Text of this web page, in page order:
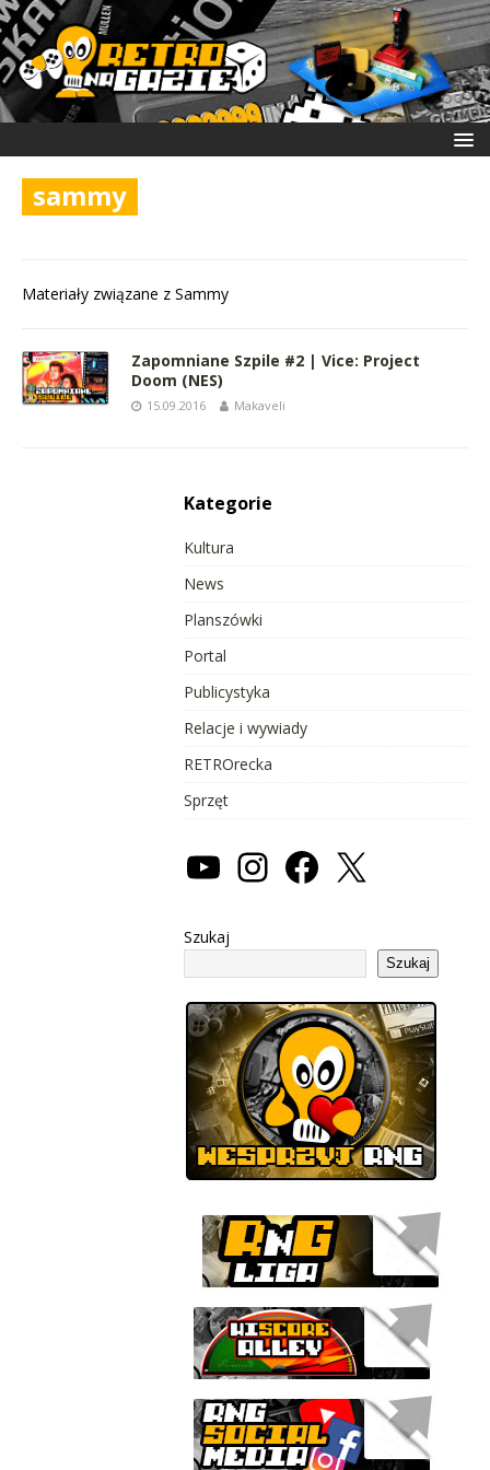
sammy
Materiały związane z Sammy
Zapomniane Szpile #2 | Vice: Project
Doom (NES)
15.09.2016 Makaveli
Kategorie
Kultura
News
Planszówki
Portal
Publicystyka
Relacje i wywiady
RETROrecka
Sprzęt
Szukaj
Szukaj